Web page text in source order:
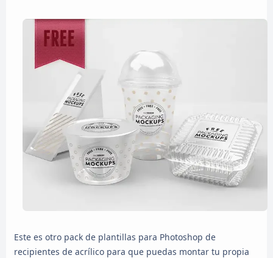
Este es otro pack de plantillas para Photoshop de
recipientes de acrílico para que puedas montar tu propia